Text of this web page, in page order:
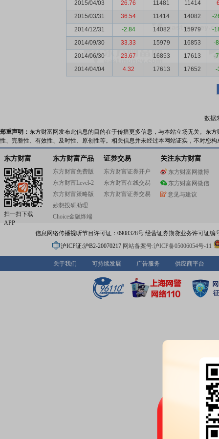
2015/04/03
26.76 11481 11414
2015/03/31
36.54 11414 14082
-
2014/12/31
-2.84 14082 15979
-
2014/09/30
33.33 15979 16853
-
2014/06/30
23.67 16853 17613
-
2014/04/04
4.32 17613 17652 -
数据
郑重声明： 东方财富网发布此信息的目的在于传播更多信息，与本站立场无关。东
性、完整性、有效性、及时性、原创性等。相关信息并未经过本网站证实，不对您
东方财富
扫一扫下载
APP
东方财富产品
东方财富免费版
东方财富Level-2
东方财富策略版
妙想投研助理
Choice金融终端
证券交易
东方财富证券开户
东方财富在线交易
东方财富证券交易
关注东方财富
东方财富网微博
东方财富网微信
意见与建议
信息网络传播视听节目许可证：0908328号 经营证券期货业务许可证编
沪ICP证:沪B2-20070217 网站备案号:沪ICP备05006054号-11
关于我们 可持续发展 广告服务 供应商平台